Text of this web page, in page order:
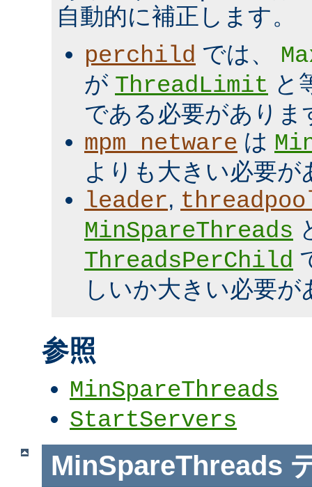
自動的に補正します。
perchild では、
が ThreadLimit と
である必要がありま
mpm_netware は
よりも大きい必要が
leader,
MinSpareThreads
ThreadsPerChild
しいか大きい必要が
参照
MinSpareThreads
StartServers
MinSpareThreads